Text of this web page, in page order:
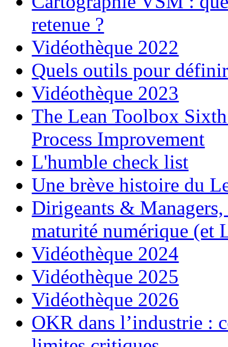
retenue ?
Vidéothèque 2022
Quels outils pour
Vidéothèque 2023
The Lean Toolbox
Process Improvement
L'humble check list
Une brève histoire du
Dirigeants &
maturité numérique (et
Vidéothèque 2024
Vidéothèque 2025
Vidéothèque 2026
OKR dans l’industrie :